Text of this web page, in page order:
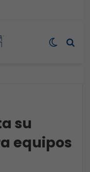
Switch
su
equipos